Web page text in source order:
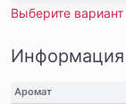
Выберите вариант
Информация
Аромат